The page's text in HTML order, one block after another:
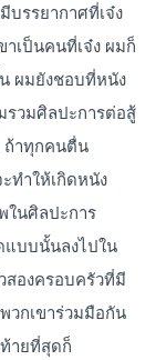
รรยากาศที่เจ๋ง
าเป็นคนที่เจ๋ง ผมก็
น ผมยังชอบที่หนัง
รวมศิลปะการต่อสู้
ถ้าทุกคนตื่น
ทำให้เกิดหนัง
ในศิลปะการ
บบนั้นลงไปใน
สองครอบครัวที่มี
วกเขาร่วมมือกัน
ายที่สุดก็